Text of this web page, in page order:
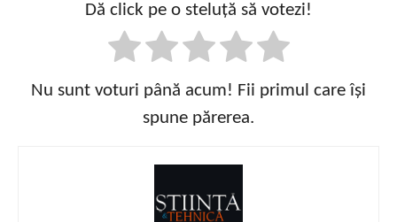
Dă click pe o steluță să votezi!
Nu sunt voturi până acum! Fii primul care își
spune părerea.